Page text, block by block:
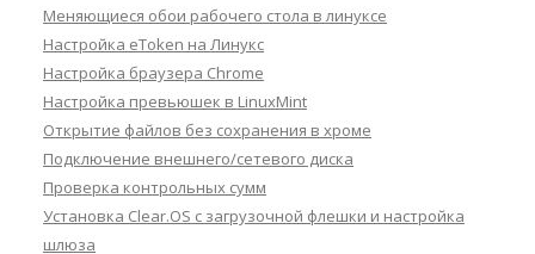
Меняющиеся обои рабочего стола в линуксе
Настройка eToken на Линукс
Настройка браузера Chrome
Настройка превьюшек в LinuxMint
Открытие файлов без сохранения в хроме
Подключение внешнего/сетевого диска
Проверка контрольных сумм
Установка Clear.OS с загрузочной флешки и настройка
шлюза